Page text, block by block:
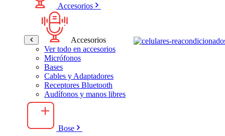
Accesorios
Accesorios
Ver todo en accesorios
Micrófonos
Bases
Cables y Adaptadores
Receptores Bluetooth
Audífonos y manos libres
Bose